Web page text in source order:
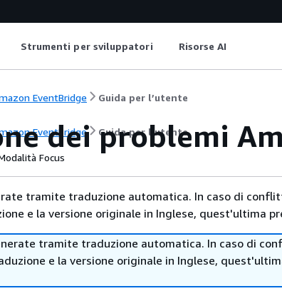
Strumenti per sviluppatori Risorse AI
EventBridge Guida per l’utente
EventBridge Guida per l’utente
dei problemi
Focus
tramite traduzione automatica. In caso di
e la versione originale in Inglese, quest'ultima
tramite traduzione automatica. In caso di
e la versione originale in Inglese,